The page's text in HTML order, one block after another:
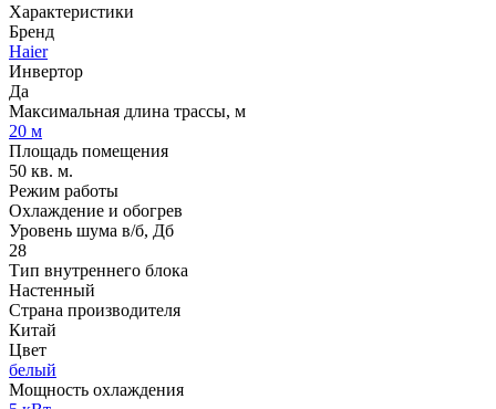
Характеристики
Бренд
Haier
Инвертор
Да
Максимальная длина трассы, м
20 м
Площадь помещения
50 кв. м.
Режим работы
Охлаждение и обогрев
Уровень шума в/б, Дб
28
Тип внутреннего блока
Настенный
Страна производителя
Китай
Цвет
белый
Мощность охлаждения